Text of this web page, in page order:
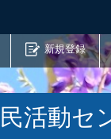
新規登録
活動セ